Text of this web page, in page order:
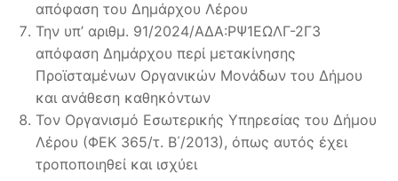
απόφαση του Δημάρχου Λέρου
Την υπ’ αριθμ. 91/2024/ΑΔΑ:ΡΨ1ΕΩΛΓ-2Γ3
απόφαση Δημάρχου περί μετακίνησης
Προϊσταμένων Οργανικών Μονάδων του Δήμου
και ανάθεση καθηκόντων
Τον Οργανισμό Εσωτερικής Υπηρεσίας του Δήμου
Λέρου (ΦΕΚ 365/τ. Β΄/2013), όπως αυτός έχει
τροποποιηθεί και ισχύει